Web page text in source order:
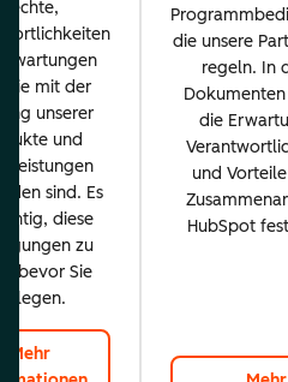
Rechte,
die mit der
unserer
und
sind. Es
diese
zu
bevor Sie
Mehr
die unsere
regeln. In
die
und
HubSpot